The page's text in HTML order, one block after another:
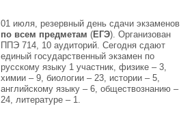
01 июля, резервный день сдачи экзаменов
по всем предметам (ЕГЭ). Организован
ППЭ 714, 10 аудиторий. Сегодня сдают
единый государственный экзамен по
русскому языку 1 участник, физике – 3,
химии – 9, биологии – 23, истории – 5,
английскому языку – 6, обществознанию –
24, литературе – 1.